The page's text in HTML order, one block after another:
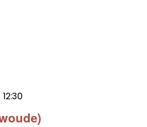
12:30